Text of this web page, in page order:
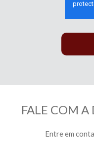
FALE COM
Entre em